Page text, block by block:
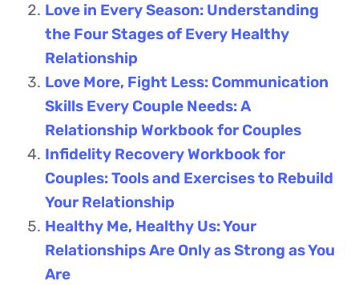
Love in Every Season: Understanding
the Four Stages of Every Healthy
Relationship
Love More, Fight Less: Communication
Skills Every Couple Needs: A
Relationship Workbook for Couples
Infidelity Recovery Workbook for
Couples: Tools and Exercises to Rebuild
Your Relationship
Healthy Me, Healthy Us: Your
Relationships Are Only as Strong as You
Are